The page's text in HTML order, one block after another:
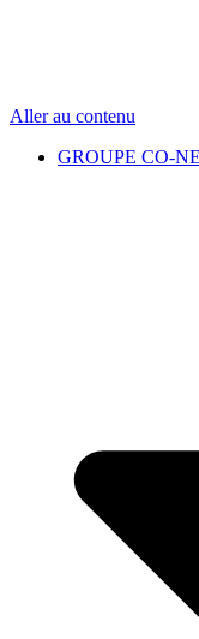
Aller au contenu
GROUPE CO-